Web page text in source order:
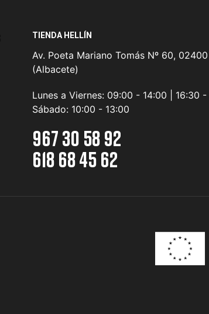
TIENDA HELLÍN
Av. Poeta Mariano Tomás Nº 60,
(Albacete)
Lunes a Viernes: 09:00 - 14:00 | 16:30
Sábado: 10:00 - 13:00
967 30 58 92
618 68 45 62